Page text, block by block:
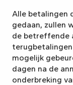
Alle betalingen
gedaan, zullen
de betreffende
terugbetalingen
mogelijk
dagen na de
onderbreking